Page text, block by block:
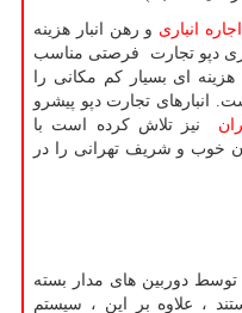
اجاره انباری و رهن انبار هزینه
دپو تجارت فرصتی مناسب
ای بسیار کم مکانی را
انبارهای تجارت دپو پیشرو
نیز تلاش کرده است با
خوب و شریف تهرانی را در
دوربین های مدار بسته
، علاوه بر این ، سیستم